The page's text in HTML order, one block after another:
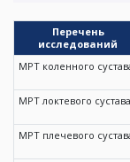
Перечень
исследований
МРТ коленного
МРТ локтевого сустава
МРТ плечевого